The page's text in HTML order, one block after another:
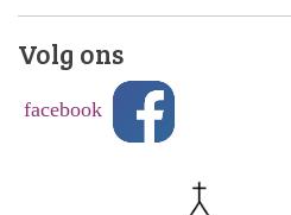
Volg ons
facebook